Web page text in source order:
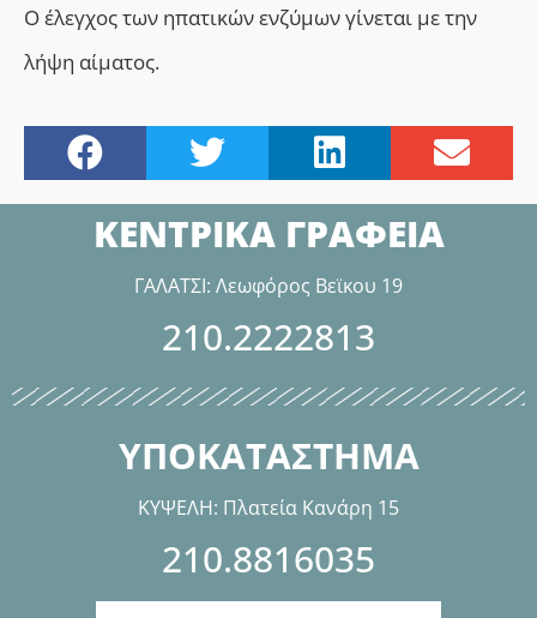
Ο έλεγχος των ηπατικών ενζύμων γίνεται με την
λήψη αίματος.
ΚΕΝΤΡΙΚΑ ΓΡΑΦΕΙΑ
ΓΑΛΑΤΣΙ: Λεωφόρος Βεϊκου 19
210.2222813
ΥΠΟΚΑΤΑΣΤΗΜΑ
ΚΥΨΕΛΗ: Πλατεία Κανάρη 15
210.8816035